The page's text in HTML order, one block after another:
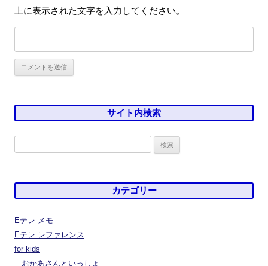
上に表示された文字を入力してください。
サイト内検索
カテゴリー
Eテレ メモ
Eテレ レファレンス
for kids
おかあさんといっしょ